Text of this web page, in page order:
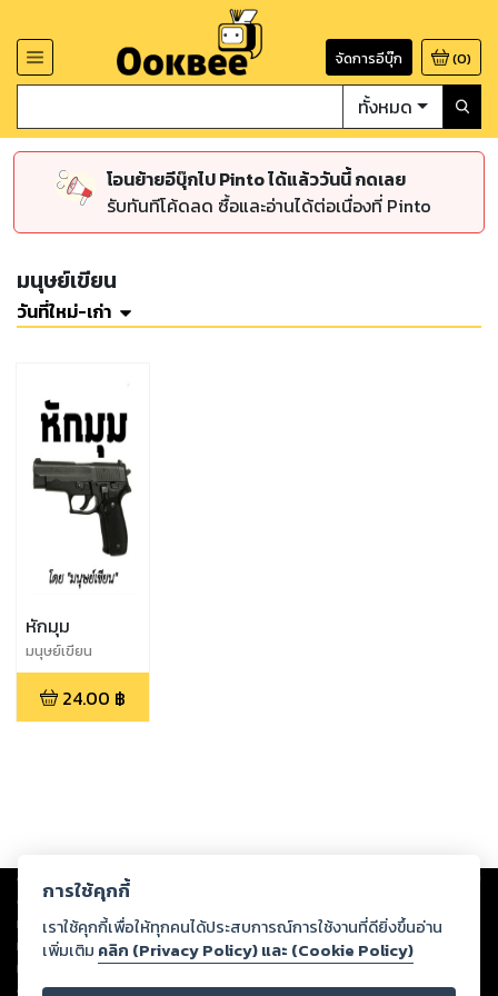
จัดการอีบุ๊ก (0)
ทั้งหมด
โอนย้ายอีบุ๊กไป Pinto ได้แล้ววันนี้ กดเลย
รับทันทีโค้ดลด ซื้อและอ่านได้ต่อเนื่องที่ Pinto
มนุษย์เขียน
วันที่ใหม่-เก่า
หักมุม
มนุษย์เขียน
24.00 ฿
Copyright © 2026
ต่อผลงานหรือเนื้อหาใดที่อัปโหลดผ่านเว็บไซต์และปรากฏว่าละเมิดสิทธิใน
ทรัพย์สินทางปัญญาของบุคคลอื่นหรือขัดต่อกฎหมายและศีลธรรม ดังนั้น ผู้อ่าน
ทุกท่านโปรดใช้วิจารณญาณในการกลั่นกรองด้วยตนเอง และหากท่านพบว่าส่วน
หนึ่งส่วนใดขัดต่อกฎหมายและศีลธรรม กรุณาแจ้งมายังบริษัท เพื่อทีมงานจะได้
ดำเนินการในทันที ทั้งนี้ ทางสตอรี่ล็อกขอสงวนลิขสิทธิ์ตามพระราชบัญญัติ
การใช้คุกกี้
เราใช้คุกกี้เพื่อให้ทุกคนได้ประสบการณ์การใช้งานที่ดียิ่งขึ้นอ่าน
เพิ่มเติม คลิก (Privacy Policy) และ (Cookie Policy)